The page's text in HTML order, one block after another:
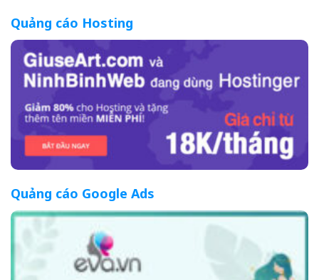
Quảng cáo Hosting
Quảng cáo Google Ads